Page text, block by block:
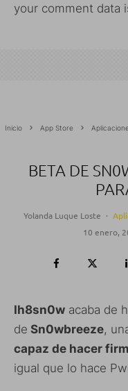
your comment data
Inicio App Store
BETA DE
Yolanda Luque Loste ·
10 enero,
Ih8sn0w acaba de
de Sn0wbreeze,
capaz de hacer
igual que lo hace